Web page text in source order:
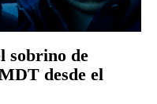
sobrino de
desde el